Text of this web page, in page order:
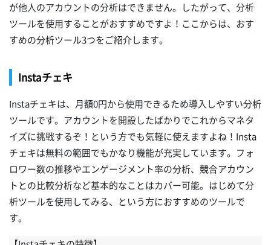
が他人のアカウントの分析はできません。したがって、分析
ツールを使用することがおすすめですよ！ここからは、おす
すめの分析ツール3つをご紹介します。
Instaチェキ
Instaチェキは、月額0円から使用できるため導入しやすい分析
ツールです。アカウントを開設したばかりでこれからマネタ
イズに挑戦するぞ！という方でも気軽に使えますよね！Insta
チェキは無料の範囲でもかなり機能が充実しています。フォ
ロワー数の推移やエンゲージメント率の分析、競合アカウン
トとの比較分析など基本的なことはカバー可能。はじめて分
析ツールを使用してみる、という方におすすめのツールで
す。